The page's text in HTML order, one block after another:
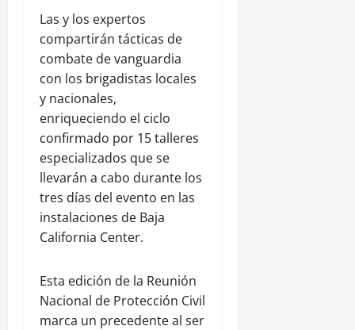
Las y los expertos
compartirán tácticas de
combate de vanguardia
con los brigadistas locales
y nacionales,
enriqueciendo el ciclo
confirmado por 15 talleres
especializados que se
llevarán a cabo durante los
tres días del evento en las
instalaciones de Baja
California Center.
Esta edición de la Reunión
Nacional de Protección Civil
marca un precedente al ser